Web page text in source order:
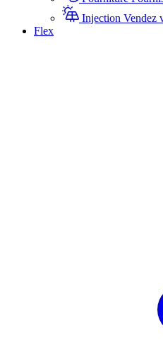
Injection Vendez
Flex